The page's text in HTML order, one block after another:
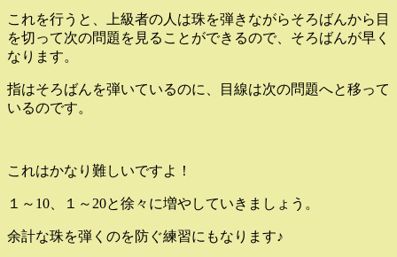
これを行うと、上級者の人は珠を弾きながらそろばんから目
を切って次の問題を見ることができるので、そろばんが早く
なります。
指はそろばんを弾いているのに、目線は次の問題へと移って
いるのです。
これはかなり難しいですよ！
１～10、１～20と徐々に増やしていきましょう。
余計な珠を弾くのを防ぐ練習にもなります♪